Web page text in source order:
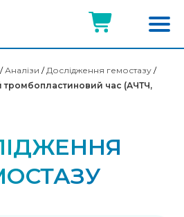
/Аналізи /Дослідження гемостазу /
тромбопластиновий час (АЧТЧ,